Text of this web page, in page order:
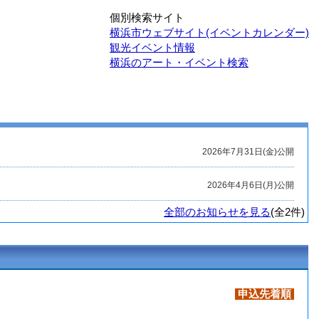
個別検索サイト
横浜市ウェブサイト(イベントカレンダー)
観光イベント情報
横浜のアート・イベント検索
2026年7月31日(金)公開
2026年4月6日(月)公開
全部のお知らせを見る(全2件)
申込先着順